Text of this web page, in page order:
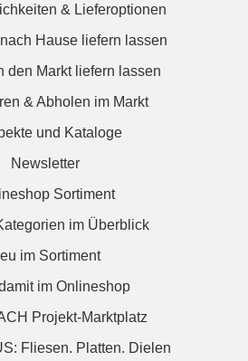
& Lieferoptionen
Hause liefern lassen
den Markt liefern lassen
& Abholen im Markt
und Kataloge
Newsletter
Sortiment
im Überblick
im Sortiment
im Onlineshop
Projekt-Marktplatz
Fliesen. Platten. Dielen